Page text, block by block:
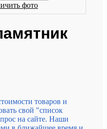
фото
товаров и
свой "список
на сайте. Наши